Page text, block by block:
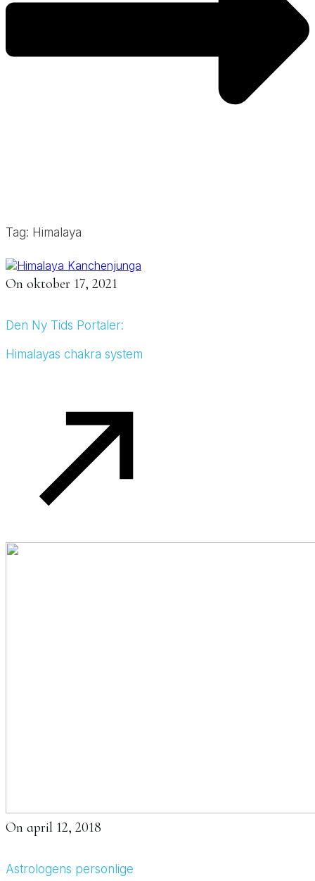
Tag: Himalaya
On oktober 17, 2021
Den Ny Tids Portaler:
Himalayas chakra system
On april 12, 2018
Astrologens personlige